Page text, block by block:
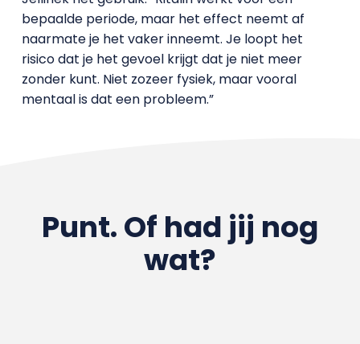
bepaalde periode, maar het effect neemt af
naarmate je het vaker inneemt. Je loopt het
risico dat je het gevoel krijgt dat je niet meer
zonder kunt. Niet zozeer fysiek, maar vooral
mentaal is dat een probleem.”
Punt. Of had jij nog
wat?